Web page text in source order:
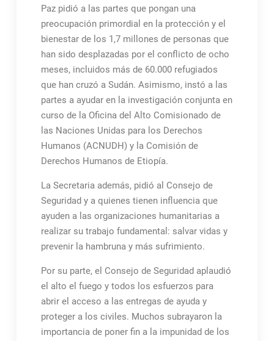
Paz pidió a las partes que pongan una
preocupación primordial en la protección y el
bienestar de los 1,7 millones de personas que
han sido desplazadas por el conflicto de ocho
meses, incluidos más de 60.000 refugiados
que han cruzó a Sudán. Asimismo, instó a las
partes a ayudar en la investigación conjunta en
curso de la Oficina del Alto Comisionado de
las Naciones Unidas para los Derechos
Humanos (ACNUDH) y la Comisión de
Derechos Humanos de Etiopía.
La Secretaria además, pidió al Consejo de
Seguridad y a quienes tienen influencia que
ayuden a las organizaciones humanitarias a
realizar su trabajo fundamental: salvar vidas y
prevenir la hambruna y más sufrimiento.
Por su parte, el Consejo de Seguridad aplaudió
el alto el fuego y todos los esfuerzos para
abrir el acceso a las entregas de ayuda y
proteger a los civiles. Muchos subrayaron la
importancia de poner fin a la impunidad de los